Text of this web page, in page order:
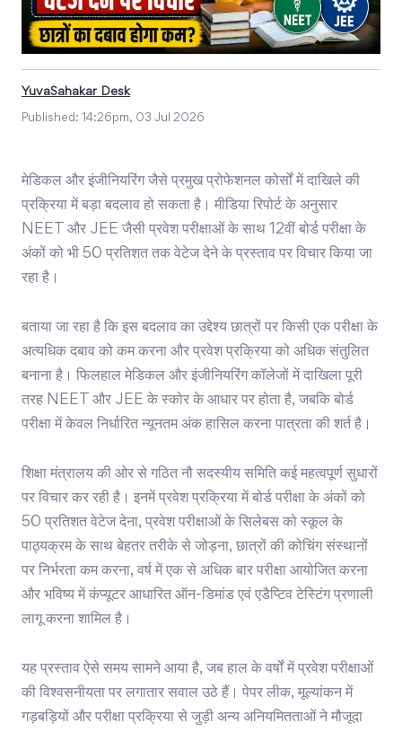
YuvaSahakar Desk
Published: 14:26pm, 03 Jul 2026
मेडिकल और इंजीनियरिंग जैसे प्रमुख प्रोफेशनल कोर्सों में दाखिले की
प्रक्रिया में बड़ा बदलाव हो सकता है। मीडिया रिपोर्ट के अनुसार
NEET और JEE जैसी प्रवेश परीक्षाओं के साथ 12वीं बोर्ड परीक्षा के
अंकों को भी 50 प्रतिशत तक वेटेज देने के प्रस्ताव पर विचार किया जा
रहा है।
बताया जा रहा है कि इस बदलाव का उद्देश्य छात्रों पर किसी एक परीक्षा के
अत्यधिक दबाव को कम करना और प्रवेश प्रक्रिया को अधिक संतुलित
बनाना है। फिलहाल मेडिकल और इंजीनियरिंग कॉलेजों में दाखिला पूरी
तरह NEET और JEE के स्कोर के आधार पर होता है, जबकि बोर्ड
परीक्षा में केवल निर्धारित न्यूनतम अंक हासिल करना पात्रता की शर्त है।
शिक्षा मंत्रालय की ओर से गठित नौ सदस्यीय समिति कई महत्वपूर्ण सुधारों
पर विचार कर रही है। इनमें प्रवेश प्रक्रिया में बोर्ड परीक्षा के अंकों को
50 प्रतिशत वेटेज देना, प्रवेश परीक्षाओं के सिलेबस को स्कूल के
पाठ्यक्रम के साथ बेहतर तरीके से जोड़ना, छात्रों की कोचिंग संस्थानों
पर निर्भरता कम करना, वर्ष में एक से अधिक बार परीक्षा आयोजित करना
और भविष्य में कंप्यूटर आधारित ऑन-डिमांड एवं एडैप्टिव टेस्टिंग प्रणाली
लागू करना शामिल है।
यह प्रस्ताव ऐसे समय सामने आया है, जब हाल के वर्षों में प्रवेश परीक्षाओं
की विश्वसनीयता पर लगातार सवाल उठे हैं। पेपर लीक, मूल्यांकन में
गड़बड़ियों और परीक्षा प्रक्रिया से जुड़ी अन्य अनियमितताओं ने मौजूदा